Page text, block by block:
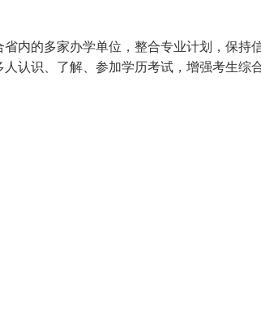
内的多家办学单位，整合专业计划，保持
认识、了解、参加学历考试，增强考生综